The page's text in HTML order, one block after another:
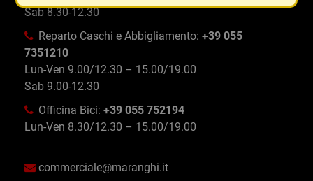
Sab 8.30-12.30
Reparto Caschi e Abbigliamento: +39 055
7351210
Lun-Ven 9.00/12.30 – 15.00/19.00
Sab 9.00-12.30
Officina Bici: +39 055 752194
Lun-Ven 8.30/12.30 – 15.00/19.00
commerciale@maranghi.it